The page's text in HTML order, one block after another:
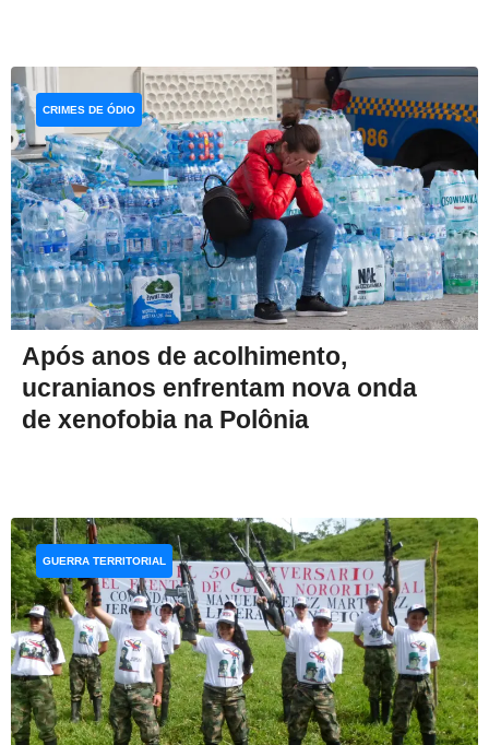
Após anos de acolhimento,
ucranianos enfrentam nova onda
de xenofobia na Polônia
CRIMES DE ÓDIO
GUERRA TERRITORIAL